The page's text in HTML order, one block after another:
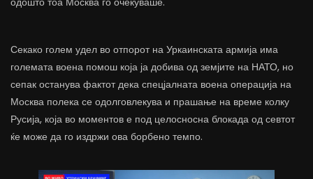
Секако голем удел во отпорот на Уркаинската армија има
големата воена помош која ја добива од земјите на НАТО, но
сепак останува фактот дека спецјалната воена операција на
Москва полека се одолговлекува и прашање на време колку
Русија, која во моментов е под целосносна блокада од севтот
ќе може да го издржи ова борбено темпо.